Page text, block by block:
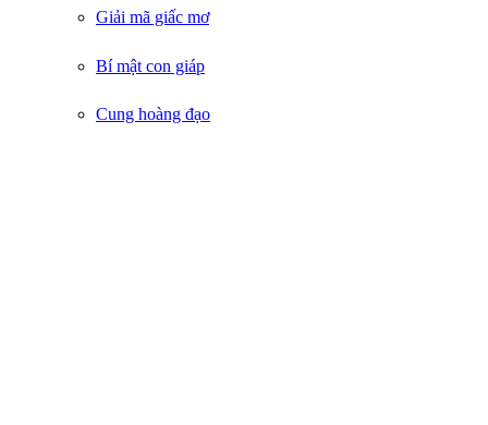
Giải mã giấc mơ
Bí mật con giáp
Cung hoàng đạo